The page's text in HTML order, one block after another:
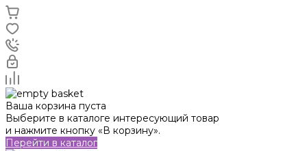
Ваша корзина пуста
Выберите в каталоге интересующий товар
и нажмите кнопку «В корзину».
Перейти в каталог